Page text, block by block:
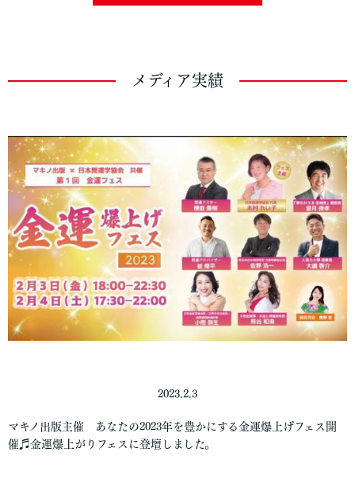
メディア実績
2023.2.3
マキノ出版主催 あなたの2023年を豊かにする金運爆上げフェス開
催♬金運爆上がりフェスに登壇しました。